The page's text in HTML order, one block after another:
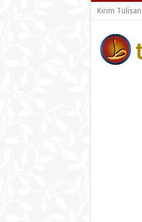
Kirim Tulisan